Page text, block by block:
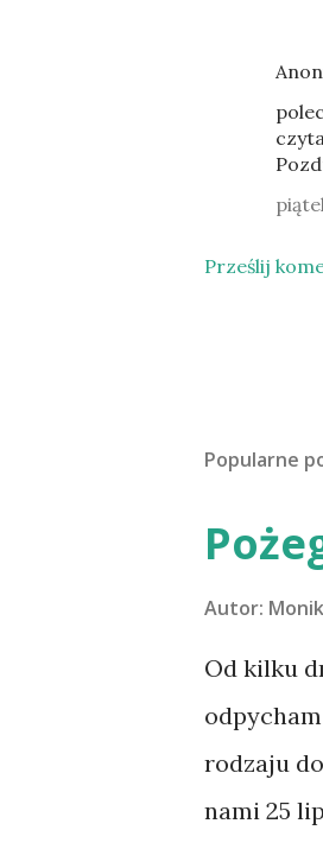
Prześlij
Popularne
Autor:
Od kilku
rodzaju
nami 25